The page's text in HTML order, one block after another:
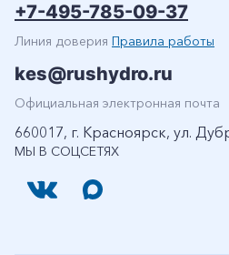
МЫ В СОЦСЕТЯХ
+7-495-785-09-37
Линия доверия Правила работы
kes@rushydro.ru
Официальная электронная почта
660017, г. Красноярск, ул.